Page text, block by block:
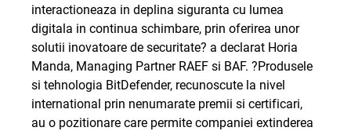
interactioneaza in deplina siguranta cu lumea
digitala in continua schimbare, prin oferirea unor
solutii inovatoare de securitate? a declarat Horia
Manda, Managing Partner RAEF si BAF. ?Produsele
si tehnologia BitDefender, recunoscute la nivel
international prin nenumarate premii si certificari,
au o pozitionare care permite companiei extinderea